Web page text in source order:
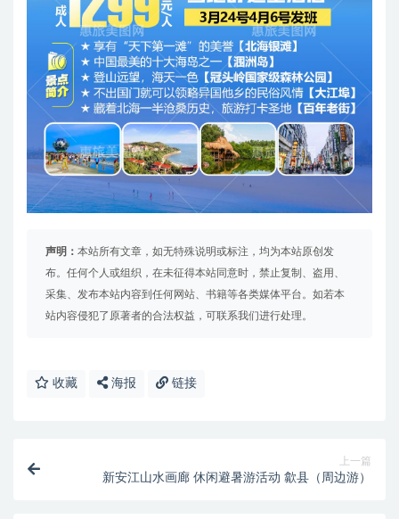
声明： 本站所有文章，如无特殊说明或标注，均为本站原创发
布。任何个人或组织，在未征得本站同意时，禁止复制、盗用、
采集、发布本站内容到任何网站、书籍等各类媒体平台。如若本
站内容侵犯了原著者的合法权益，可联系我们进行处理。
收藏 海报 链接
上一篇
新安江山水画廊 休闲避暑游活动 歙县（周边游）